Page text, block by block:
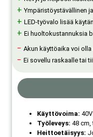
+Ympäristöystävällinen
+ LED-työvalo lisää
+ Ei huoltokustannuksia
− Akun käyttöaika voi olla
− Ei sovellu raskaalle tai
Käyttövoima:
Työleveys: 48 cm,
Heittoetäisyys: